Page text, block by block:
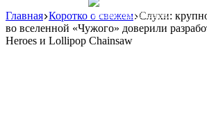
Реклама: WeLANS облако
Главная Коротко о свежем Слухи:
во вселенной «Чужого» доверили
Heroes и Lollipop Chainsaw